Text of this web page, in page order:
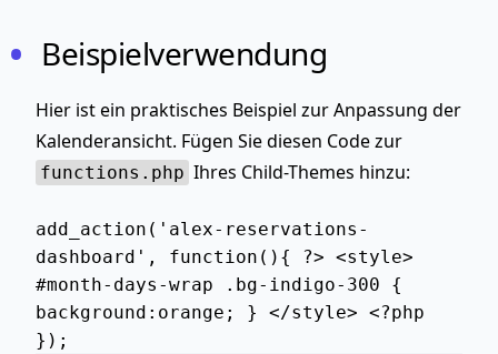
Beispielverwendung
Hier ist ein praktisches Beispiel zur Anpassung der
Kalenderansicht. Fügen Sie diesen Code zur
functions.php Ihres Child-Themes hinzu:
add_action('alex-reservations-
dashboard', function(){ ?> <style>
#month-days-wrap .bg-indigo-300 {
background:orange; } </style> <?php
});